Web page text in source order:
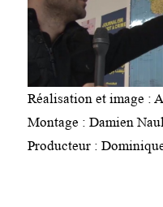
Réalisation et image :
Montage : Damien
Producteur :